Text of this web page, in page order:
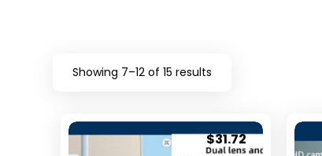
Showing 7–12 of 15 results
$31.72